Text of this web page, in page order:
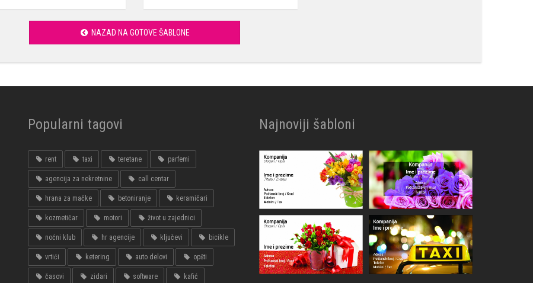
NAZAD NA GOTOVE ŠABLONE
Popularni tagovi
rent taxi teretane parfemi
agencija za nekretnine call centar
hrana za mačke betoniranje keramičari
kozmetičar motori život u zajednici
noćni klub hr agencije ključevi bicikle
vrtići ketering auto delovi opšti
časovi zidari software kafić
Najnoviji šabloni